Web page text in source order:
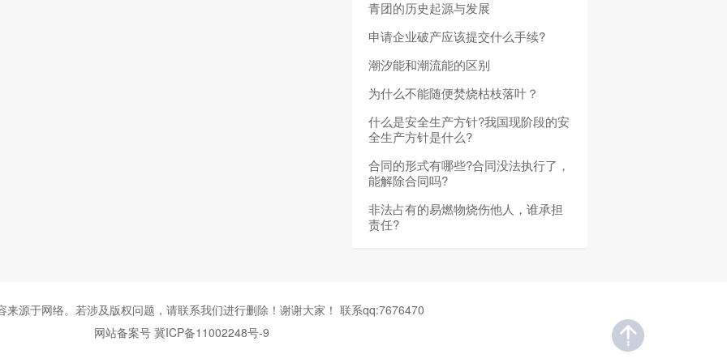
青团的历史起源与发展
申请企业破产应该提交什么手续?
潮汐能和潮流能的区别
为什么不能随便焚烧枯枝落叶？
什么是安全生产方针?我国现阶段的安
全生产方针是什么?
合同的形式有哪些?合同没法执行了，
能解除合同吗?
非法占有的易燃物烧伤他人，谁承担
责任?
来源于网络。若涉及版权问题，请联系我们进行删除！谢谢大家！ 联系qq:7676470
网站备案号 冀ICP备11002248号-9